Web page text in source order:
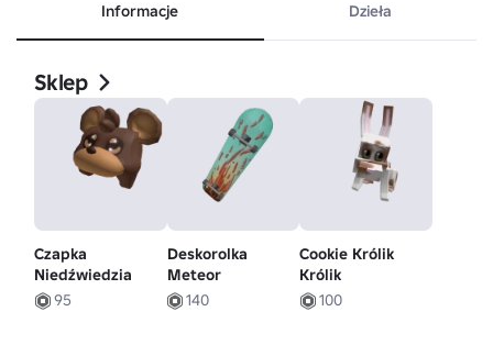
Informacje Dzieła
Sklep
Czapka
Niedźwiedzia
95
Deskorolka
Meteor
140
Cookie Królik
Królik
100